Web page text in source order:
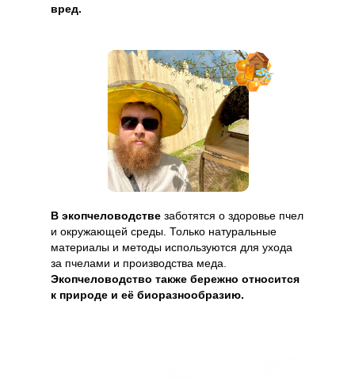
вред.
В экопчеловодстве заботятся о здоровье пчел
и окружающей среды. Только натуральные
материалы и методы используются для ухода
за пчелами и производства меда.
Экопчеловодство также бережно относится
к природе и её биоразнообразию.